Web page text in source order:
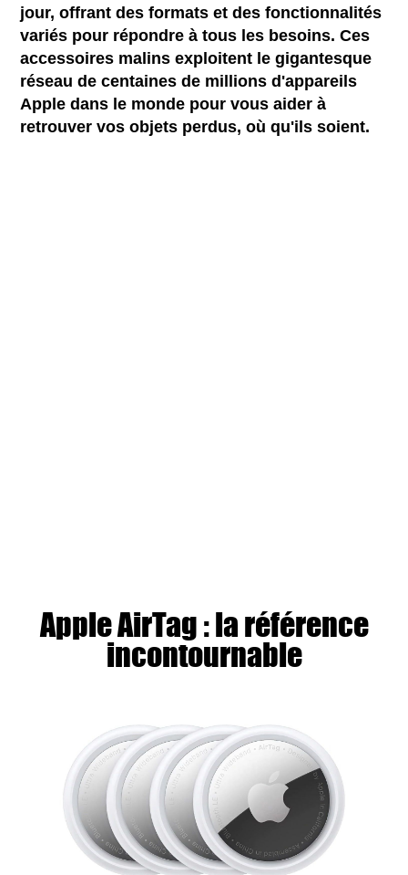
jour, offrant des formats et des fonctionnalités
variés pour répondre à tous les besoins. Ces
accessoires malins exploitent le gigantesque
réseau de centaines de millions d'appareils
Apple dans le monde pour vous aider à
retrouver vos objets perdus, où qu'ils soient.
Apple AirTag : la référence
incontournable